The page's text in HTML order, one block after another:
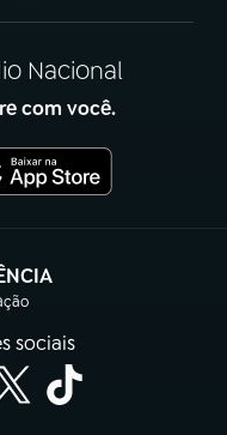
Nacional
com você.
em nova aba)
sociais